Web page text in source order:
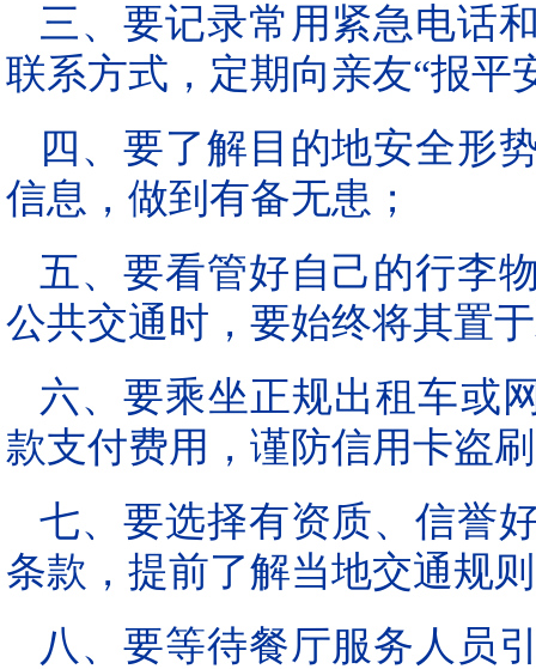
三、要记录常用紧急电话
联系方式，定期向亲友“报平
四、要了解目的地安全形
信息，做到有备无患；
五、要看管好自己的行李
公共交通时，要始终将其置
六、要乘坐正规出租车或
款支付费用，谨防信用卡盗
七、要选择有资质、信誉
条款，提前了解当地交通规
八、要等待餐厅服务人员